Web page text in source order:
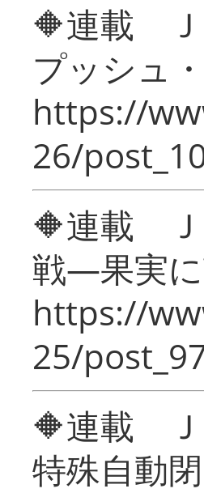
🔶連載
プッシュ
https://
26/
🔶連載 Ｊ
戦―果実
https://
25/
🔶連載 Ｊ
特殊自動